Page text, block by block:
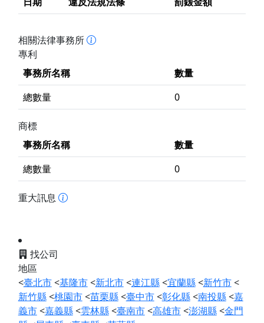
相關法律事務所
專利
事務所名稱
數量
總數量
0
商標
事務所名稱
數量
總數量
0
重大訊息
找公司
地區
<臺北市<基隆市<新北市<連江縣<宜蘭縣<新竹市<
新竹縣<桃園市<苗栗縣<臺中市<彰化縣<南投縣<嘉
義市<嘉義縣<雲林縣<臺南市<高雄市<澎湖縣<金門